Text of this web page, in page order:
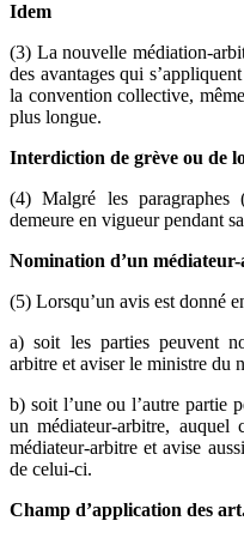
Idem
(3) La nouvelle médiation-
des avantages qui
la convention collective,
plus longue.
Interdiction de grève ou de
(4) Malgré les
demeure en vigueur pendant
Nomination d’un
(5) Lorsqu’un avis est donné
a) soit les parties peuvent
arbitre et aviser le ministre du
b) soit l’une ou l’autre partie
un médiateur-arbitre,
médiateur-arbitre et avise
de celui-ci.
Champ d’application des